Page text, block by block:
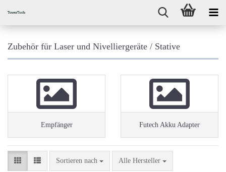
Zubehör für Laser und Nivelliergeräte / Stative
Empfänger Futech Akku Adapter
Sortieren nach
Sortieren nach Alle Hersteller